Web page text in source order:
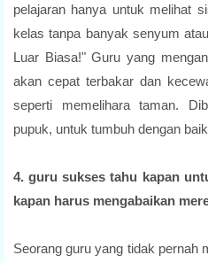
pelajaran hanya untuk melihat
kelas tanpa banyak senyum
Luar Biasa!" Guru yang
akan cepat terbakar dan
seperti memelihara taman.
pupuk, untuk tumbuh dengan
4. guru sukses tahu kapan
kapan harus mengabaikan
Seorang guru yang tidak pernah